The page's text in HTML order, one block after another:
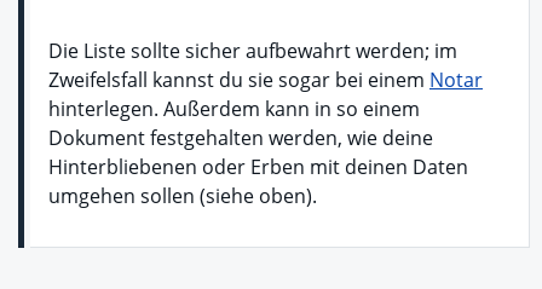
Die Liste sollte sicher aufbewahrt werden; im
Zweifelsfall kannst du sie sogar bei einem Notar
hinterlegen. Außerdem kann in so einem
Dokument festgehalten werden, wie deine
Hinterbliebenen oder Erben mit deinen Daten
umgehen sollen (siehe oben).